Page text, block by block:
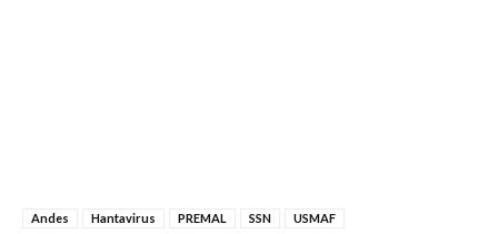
Andes Hantavirus PREMAL SSN USMAF